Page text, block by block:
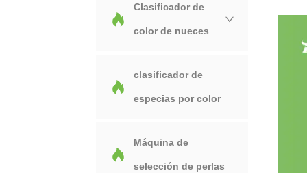
Clasificador de
color de nueces
clasificador de
especias por color
Máquina de
selección de perlas